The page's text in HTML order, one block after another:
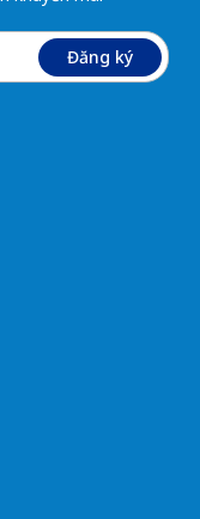
Đăng ký